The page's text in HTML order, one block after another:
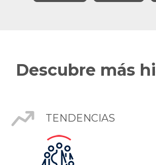
Descubre más
TENDENCIAS